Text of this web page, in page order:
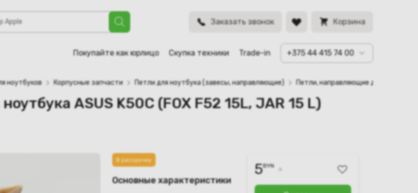
Заказать звонок Корзина
Покупайте как юрлицо Скупка техники Trade-in +375 44 415 74 00
(FOX F52 15L, JAR 15 L) (левая)
BYN
ноутбуков Корпусные запчасти Петли для ноутбука (завесы, направляющие) Петли, направляющие для ноутбука
ASUS K50C (FOX F52 15L, JAR 15 L)
В рассрочку
Основные характеристики
5BYN 6